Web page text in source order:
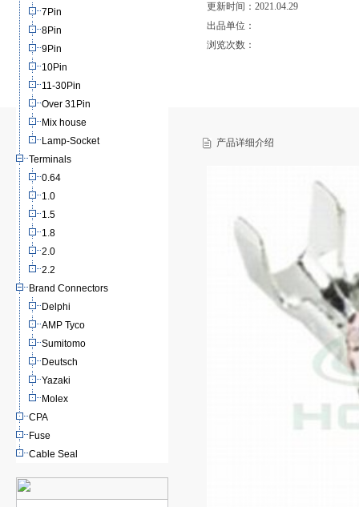
7Pin
8Pin
9Pin
10Pin
11-30Pin
Over 31Pin
Mix house
Lamp-Socket
Terminals
0.64
1.0
1.5
1.8
2.0
2.2
Brand Connectors
Delphi
AMP Tyco
Sumitomo
Deutsch
Yazaki
Molex
CPA
Fuse
Cable Seal
更新时间：2021.04.29
出品单位：
浏览次数：
产品详细介绍